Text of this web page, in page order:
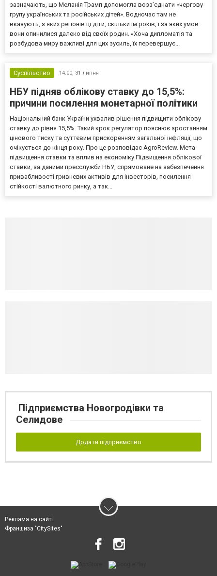
зазначають, що Меланія Трамп допомогла возз’єднати «чергову
групу українських та російських дітей». Водночас там не
вказують, з яких регіонів ці діти, скільки їм років, і за яких умов
вони опинилися далеко від своїх родин. «Хоча дипломатія та
розбудова миру важливі для цих зусиль, їх перевершує...
Суспільство 14:00, 31 липня
НБУ підняв облікову ставку до 15,5%:
причини посилення монетарної політики
Національний банк України ухвалив рішення підвищити облікову
ставку до рівня 15,5%. Такий крок регулятор пояснює зростанням
цінового тиску та суттєвим прискоренням загальної інфляції, що
очікується до кінця року. Про це розповідає AgroReview. Мета
підвищення ставки та вплив на економіку Підвищення облікової
ставки, за даними пресслужби НБУ, спрямоване на забезпечення
привабливості гривневих активів для інвесторів, посилення
стійкості валютного ринку, а так...
Підприємства Новогродівки та
Селидове
Додати підприємство
Реклама на сайті
Франшиза "CitySites"